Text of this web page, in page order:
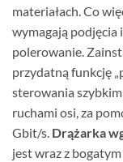
materiałach. Co
wymagają podjęcia
polerowanie.
przydatną funkcję
sterowania
ruchami osi, za
Gbit/s. Drążarka
jest wraz z